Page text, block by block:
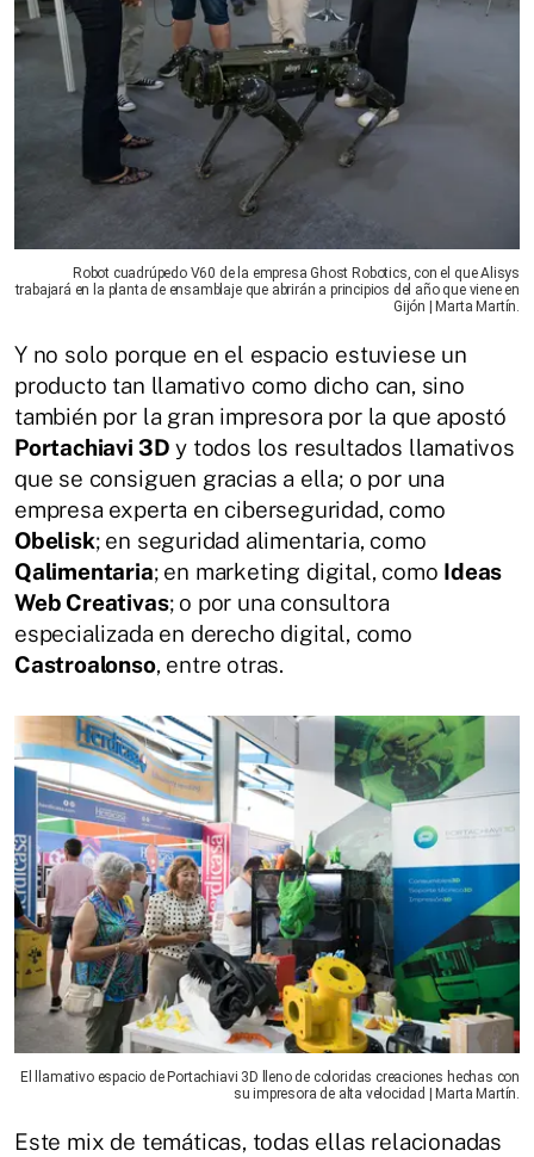
Robot cuadrúpedo V60 de la empresa Ghost Robotics, con el que Alisys
trabajará en la planta de ensamblaje que abrirán a principios del año que viene en
Gijón | Marta Martín.
Y no solo porque en el espacio estuviese un
producto tan llamativo como dicho can, sino
también por la gran impresora por la que apostó
Portachiavi 3D y todos los resultados llamativos
que se consiguen gracias a ella; o por una
empresa experta en ciberseguridad, como
Obelisk; en seguridad alimentaria, como
Qalimentaria; en marketing digital, como Ideas
Web Creativas; o por una consultora
especializada en derecho digital, como
Castroalonso, entre otras.
El llamativo espacio de Portachiavi 3D lleno de coloridas creaciones hechas con
su impresora de alta velocidad | Marta Martín.
Este mix de temáticas, todas ellas relacionadas